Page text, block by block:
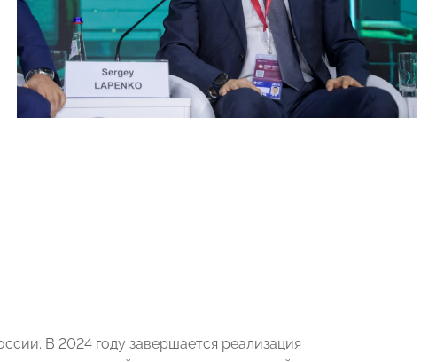
В 2024 году завершается реализация